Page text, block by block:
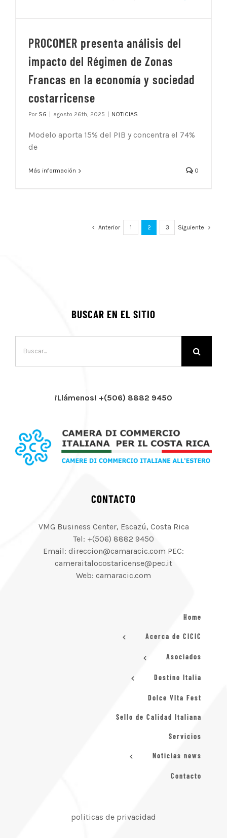
PROCOMER presenta análisis del
impacto del Régimen de Zonas
Francas en la economía y sociedad
costarricense
Por SG agosto 26th, 2025 NOTICIAS
Modelo aporta 15% del PIB y concentra el 74%
de
Más información 0
Anterior 1 2 3 Siguiente
BUSCAR EN EL SITIO
¡Llámenos! +(506) 8882 9450
CONTACTO
VMG Business Center, Escazú, Costa Rica
Tel: +(506) 8882 9450
Email: direccion@camaracic.com PEC:
cameraitalocostaricense@pec.it
Web: camaracic.com
Home
Acerca de CICIC
Asociados
Destino Italia
Dolce VIta Fest
Sello de Calidad Italiana
Servicios
Noticias news
Contacto
politicas de privacidad